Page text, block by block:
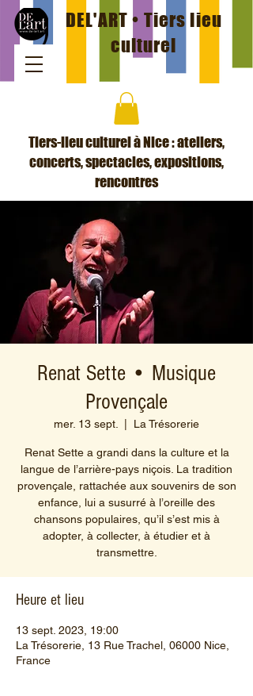
DEL'ART • Tiers lieu
culturel
Tiers-lieu culturel à Nice : ateliers,
concerts, spectacles, expositions,
rencontres
Renat Sette • Musique
Provençale
mer. 13 sept. La Trésorerie
Renat Sette a grandi dans la culture et la
langue de l’arrière-pays niçois. La tradition
provençale, rattachée aux souvenirs de son
enfance, lui a susurré à l’oreille des
chansons populaires, qu’il s’est mis à
adopter, à collecter, à étudier et à
transmettre.
Heure et lieu
13 sept. 2023, 19:00
La Trésorerie, 13 Rue Trachel, 06000 Nice,
France